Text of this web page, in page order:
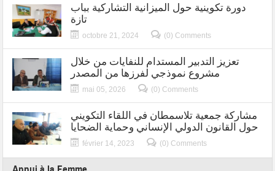
دورة تكوينية حول الميزانية التشاركية بباب
تازة
octobre 21, 2024 (0) Comments
تعزيز التدبير المستدام للنفايات من خلال
مشروع نموذجي لفرزها من المصدر
mai 05, 2026 (0) Comments
مشاركة جمعية تلاسمطان في اللقاء التكويني
حول القانون الدولي الإنساني وحماية الضحايا
février 14, 2023 (0) Comments